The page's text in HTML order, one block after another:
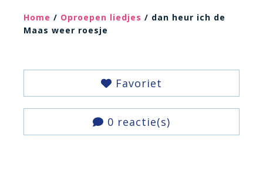
Home / Oproepen liedjes / dan heur ich de
Maas weer roesje
Favoriet
0 reactie(s)